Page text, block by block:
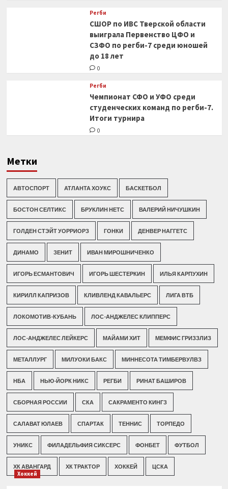
Регби
СШОР по ИВС Тверской области
выиграла Первенство ЦФО и
СЗФО по регби-7 среди юношей
до 18 лет
0
Регби
Чемпионат СФО и УФО среди
студенческих команд по регби-7.
Итоги турнира
0
Метки
АВТОСПОРТ АТЛАНТА ХОУКС БАСКЕТБОЛ
БОСТОН СЕЛТИКС БРУКЛИН НЕТС ВАЛЕРИЙ НИЧУШКИН
ГОЛДЕН СТЭЙТ УОРРИОРЗ ГОНКИ ДЕНВЕР НАГГЕТС
ДИНАМО ЗЕНИТ ИВАН МИРОШНИЧЕНКО
ИГОРЬ ЕСМАНТОВИЧ ИГОРЬ ШЕСТЕРКИН ИЛЬЯ КАРПУХИН
КИРИЛЛ КАПРИЗОВ КЛИВЛЕНД КАВАЛЬЕРС ЛИГА ВТБ
ЛОКОМОТИВ-КУБАНЬ ЛОС-АНДЖЕЛЕС КЛИППЕРС
ЛОС-АНДЖЕЛЕС ЛЕЙКЕРС МАЙАМИ ХИТ МЕМФИС ГРИЗЗЛИЗ
МЕТАЛЛУРГ МИЛУОКИ БАКС МИННЕСОТА ТИМБЕРВУЛВЗ
НБА НЬЮ-ЙОРК НИКС РЕГБИ РИНАТ БАШИРОВ
СБОРНАЯ РОССИИ СКА САКРАМЕНТО КИНГЗ
САЛАВАТ ЮЛАЕВ СПАРТАК ТЕННИС ТОРПЕДО
УНИКС ФИЛАДЕЛЬФИЯ СИКСЕРС ФОНБЕТ ФУТБОЛ
ХК АВАНГАРД ХК ТРАКТОР ХОККЕЙ ЦСКА
Хоккей